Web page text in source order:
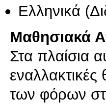
Ελληνικά
Μαθησιακά
Στα πλαίσια
των φόρων